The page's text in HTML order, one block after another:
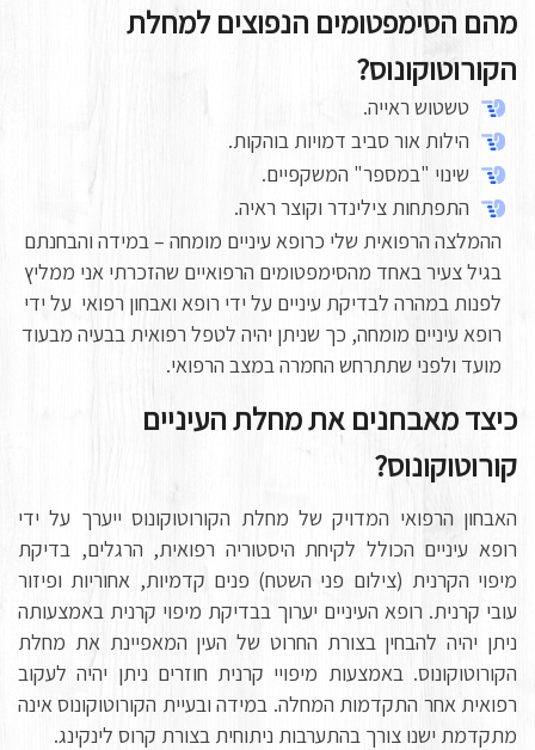
מהם הסימפטומים הנפוצים למחלת
הקורוטוקונוס?
טשטוש ראייה.
הילות אור סביב דמויות בוהקות.
שינוי "במספר" המשקפיים.
התפתחות צילינדר וקוצר ראיה.
ההמלצה הרפואית שלי כרופא עיניים מומחה – במידה והבחנתם
בגיל צעיר באחד מהסימפטומים הרפואיים שהזכרתי אני ממליץ
לפנות במהרה לבדיקת עיניים על ידי רופא ואבחון רפואי על ידי
רופא עיניים מומחה, כך שניתן יהיה לטפל רפואית בבעיה מבעוד
מועד ולפני שתתרחש החמרה במצב הרפואי.
כיצד מאבחנים את מחלת העיניים
קורוטוקונוס?
האבחון הרפואי המדויק של מחלת הקורוטוקונוס ייערך על ידי
רופא עיניים הכולל לקיחת היסטוריה רפואית, הרגלים, בדיקת
מיפוי הקרנית (צילום פני השטח) פנים קדמיות, אחוריות ופיזור
עובי קרנית. רופא העיניים יערוך בבדיקת מיפוי קרנית באמצעותה
ניתן יהיה להבחין בצורת החרוט של העין המאפיינת את מחלת
הקורוטוקונוס. באמצעות מיפויי קרנית חוזרים ניתן יהיה לעקוב
רפואית אחר התקדמות המחלה. במידה ובעיית הקורוטוקונוס אינה
מתקדמת ישנו צורך בהתערבות ניתוחית בצורת קרוס לינקינג.